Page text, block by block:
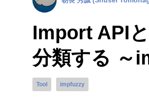
Import API
分類する ～
Tool impfuzzy